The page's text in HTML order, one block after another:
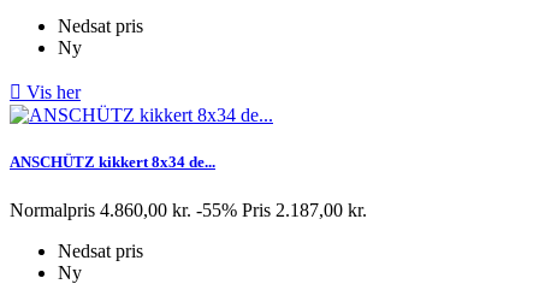
Nedsat pris
Ny
 Vis her
ANSCHÜTZ kikkert 8x34 de...
Normalpris 4.860,00 kr. -55% Pris 2.187,00 kr.
Nedsat pris
Ny